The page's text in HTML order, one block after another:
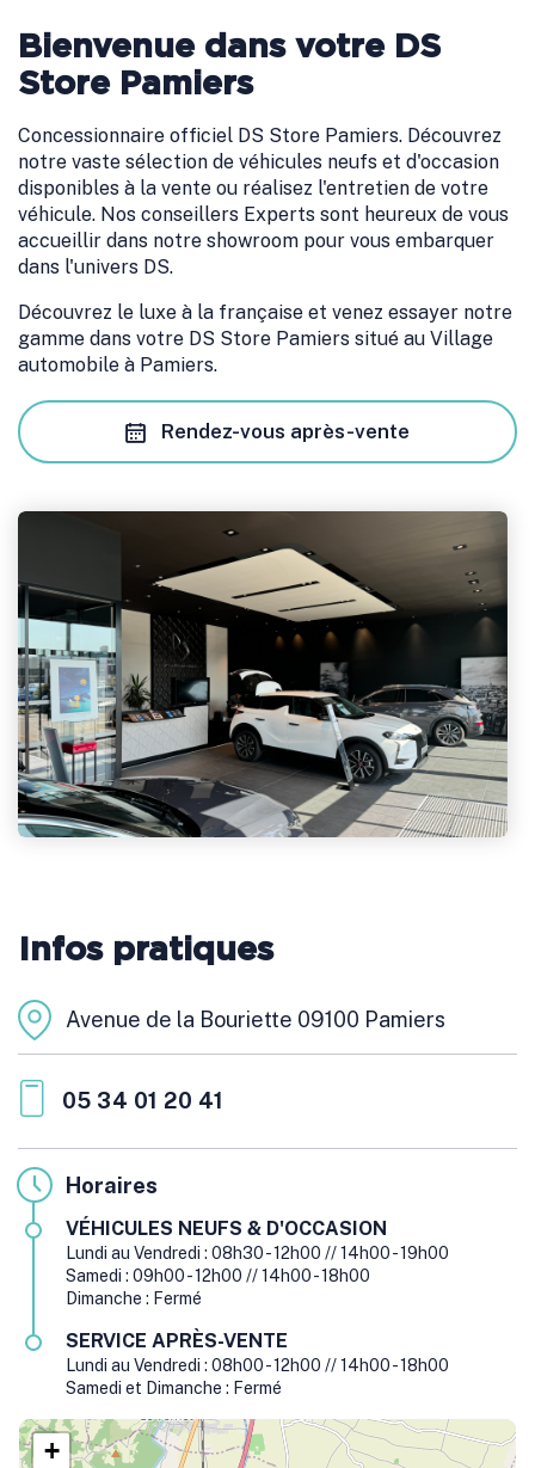
Bienvenue dans votre DS
Store Pamiers
Concessionnaire officiel DS Store Pamiers. Découvrez
notre vaste sélection de véhicules neufs et d'occasion
disponibles à la vente ou réalisez l'entretien de votre
véhicule. Nos conseillers Experts sont heureux de vous
accueillir dans notre showroom pour vous embarquer
dans l'univers DS.
Découvrez le luxe à la française et venez essayer notre
gamme dans votre DS Store Pamiers situé au Village
automobile à Pamiers.
Rendez-vous après-vente
Infos pratiques
Avenue de la Bouriette 09100 Pamiers
05 34 01 20 41
Horaires
VÉHICULES NEUFS & D'OCCASION
Lundi au Vendredi : 08h30 - 12h00 // 14h00 - 19h00
Samedi : 09h00 - 12h00 // 14h00 - 18h00
Dimanche : Fermé
SERVICE APRÈS-VENTE
Lundi au Vendredi : 08h00 - 12h00 // 14h00 - 18h00
Samedi et Dimanche : Fermé
+